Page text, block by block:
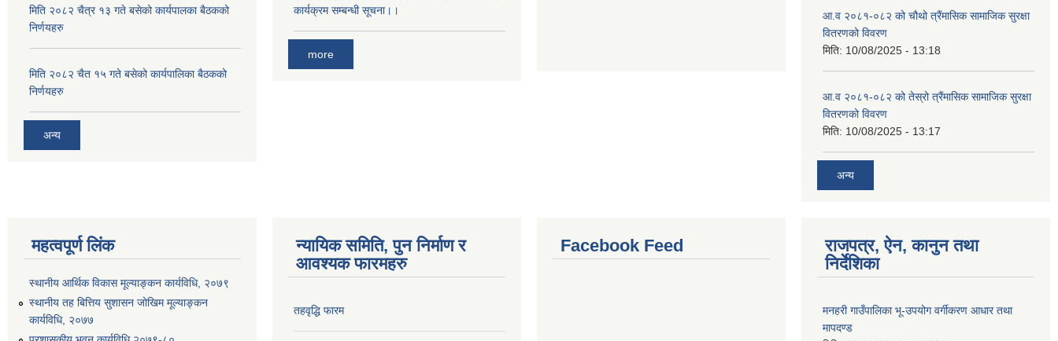
मिति २०८२ चैत्र १३ गते बसेको कार्यपालका बैठकको
निर्णयहरु
मिति २०८२ चैत १५ गते बसेको कार्यपालिका बैठकको
निर्णयहरु
अन्य
कार्यक्रम सम्बन्धी सूचना।।
more
आ.व २०८१-०८२ को चौथो त्रैंमासिक सामाजिक सुरक्षा
वितरणको विवरण
मिति: 10/08/2025 - 13:18
आ.व २०८१-०८२ को तेस्रो त्रैंमासिक सामाजिक सुरक्षा
वितरणको विवरण
मिति: 10/08/2025 - 13:17
अन्य
महत्वपूर्ण लिंक
स्थानीय आर्थिक विकास मूल्याङ्कन कार्यविधि, २०७९
स्थानीय तह बित्तिय सुशासन जोखिम मूल्याङ्कन
कार्यविधि, २०७७
न्यायिक समिति, पुन निर्माण र
आवश्यक फारमहरु
तहवृद्धि फारम
Facebook Feed
राजपत्र, ऐन, कानुन तथा
निर्देशिका
मनहरी गाउँपालिका भू-उपयोग वर्गीकरण आधार तथा
मापदण्ड